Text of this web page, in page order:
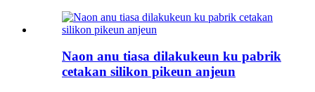
Naon anu tiasa dilakukeun ku pabrik
cetakan silikon pikeun anjeun